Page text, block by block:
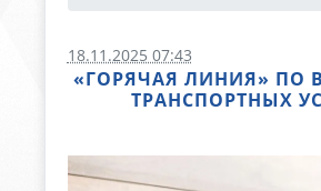
18.11.2025 07:43
«ГОРЯЧАЯ ЛИНИЯ» ПО
ТРАНСПОРТНЫХ